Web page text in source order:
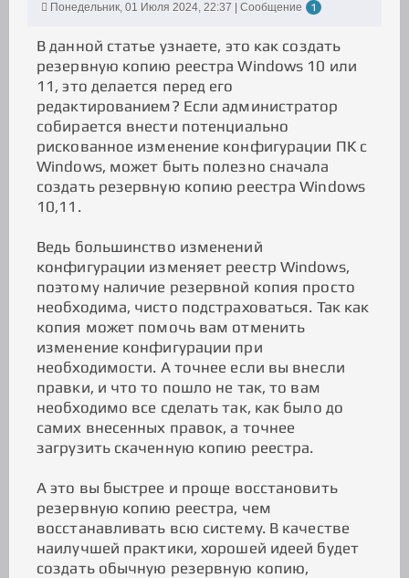
Понедельник, 01 Июля 2024, 22:37 | Сообщение
1
В данной статье узнаете, это как создать
резервную копию реестра Windows 10 или
11, это делается перед его
редактированием? Если администратор
собирается внести потенциально
рискованное изменение конфигурации ПК с
Windows, может быть полезно сначала
создать резервную копию реестра Windows
10,11.
Ведь большинство изменений
конфигурации изменяет реестр Windows,
поэтому наличие резервной копия просто
необходима, чисто подстраховаться. Так как
копия может помочь вам отменить
изменение конфигурации при
необходимости. А точнее если вы внесли
правки, и что то пошло не так, то вам
необходимо все сделать так, как было до
самих внесенных правок, а точнее
загрузить скаченную копию реестра.
А это вы быстрее и проще восстановить
резервную копию реестра, чем
восстанавливать всю систему. В качестве
наилучшей практики, хорошей идеей будет
создать обычную резервную копию,